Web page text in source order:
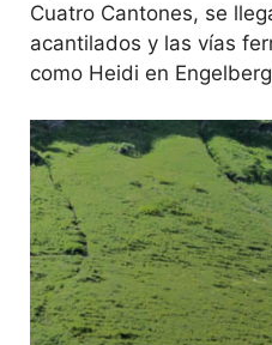
Cuatro Cantones, se
acantilados y las vías
como Heidi en